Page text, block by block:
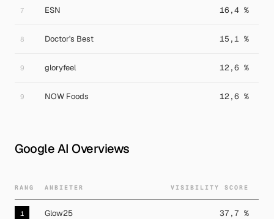
7 ESN 16,4 %
8 Doctor's Best 15,1 %
9 gloryfeel 12,6 %
9 NOW Foods 12,6 %
Google AI Overviews
RANG ANBIETER VISIBILITY SCORE
1 Glow25 37,7 %